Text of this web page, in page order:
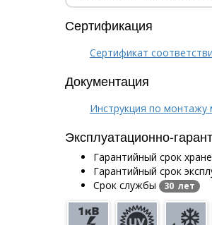
Сертификация
Сертификат
Документация
Инструкция по
Эксплуатационно-
Гарантийный срок
Гарантийный срок
Срок службы 30 лет